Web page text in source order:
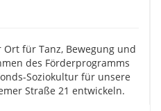
Ort für Tanz, Bewegung und
des Förderprogramms
Soziokultur für unsere
Straße 21 entwickeln.